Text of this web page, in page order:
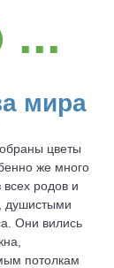
...
мира
цветы
же много
родов и
душистыми
Они вились
потолкам